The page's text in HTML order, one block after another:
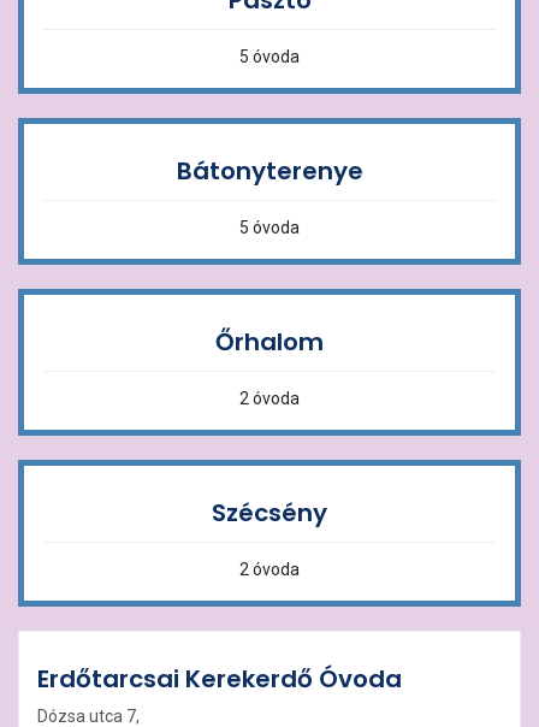
5 óvoda
Bátonyterenye
5 óvoda
Őrhalom
2 óvoda
Szécsény
2 óvoda
Erdőtarcsai Kerekerdő Óvoda
Dózsa utca 7,